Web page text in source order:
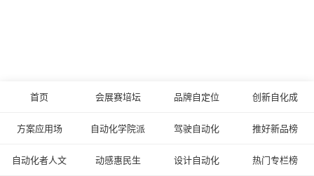
首页 会展赛培坛 品牌自定位 创新自化成
方案应用场 自动化学院派 驾驶自动化 推好新品榜
自动化者人文 动感惠民生 设计自动化 热门专栏榜